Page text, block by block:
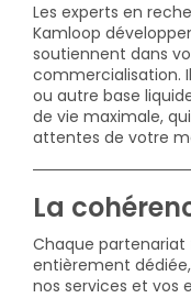
Les experts en
Kamloop
soutiennent dans
commercialisation.
ou autre base
de vie maximale,
attentes de votre
La
Chaque partenariat
entièrement
nos services et vos